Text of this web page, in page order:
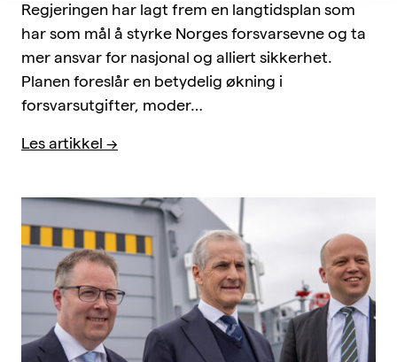
Regjeringen har lagt frem en langtidsplan som
har som mål å styrke Norges forsvarsevne og ta
mer ansvar for nasjonal og alliert sikkerhet.
Planen foreslår en betydelig økning i
forsvarsutgifter, moder…
Les artikkel